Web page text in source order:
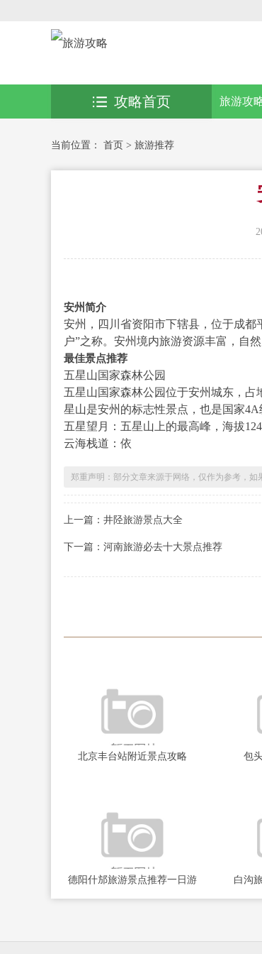
旅游攻
攻略首页
当前位置： 首页 > 旅游推荐
安州简介
安州，四川省资阳市下辖县，位于成都
户”之称。安州境内旅游资源丰富，自
最佳景点推荐
五星山国家森林公园
五星山国家森林公园位于安州城东，
星山是安州的标志性景点，也是国家4A
五星望月：五星山上的最高峰，海拔
云海栈道：依
郑重声明：部分文章来源于网络，仅作为参考，
上一篇：井陉旅游景点大全
下一篇：河南旅游必去十大景点推荐
北京丰台站附近景点攻略 包
德阳什邡旅游景点推荐一日游 白沟